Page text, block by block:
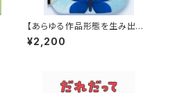
【あらゆる作品形態を生み出すt
upera tuperaの中でも丈太郎
的に好きなジャンル！】『超チョウ
¥2,200